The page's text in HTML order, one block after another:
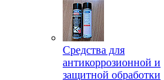
Средства для
антикоррозионной и
защитной обработки